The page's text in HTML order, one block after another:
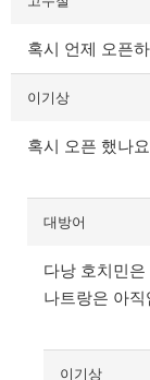
혹시 언제 오픈
이기상
혹시 오픈 했나
대방어
다낭 호치민은
나트랑은 아직
이기상